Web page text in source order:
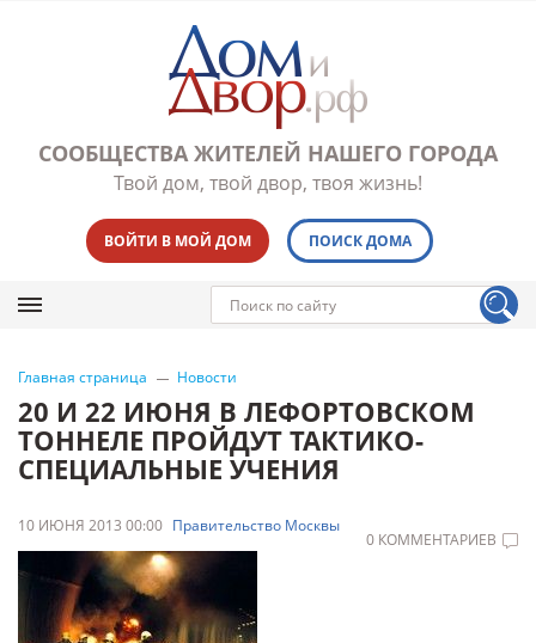
СООБЩЕСТВА ЖИТЕЛЕЙ НАШЕГО ГОРОДА
Твой дом, твой двор, твоя жизнь!
ВОЙТИ В МОЙ ДОМ ПОИСК ДОМА
Главная страница Новости
20 И 22 ИЮНЯ В ЛЕФОРТОВСКОМ
ТОННЕЛЕ ПРОЙДУТ ТАКТИКО-
СПЕЦИАЛЬНЫЕ УЧЕНИЯ
10 ИЮНЯ 2013 00:00 Правительство Москвы
0 КОММЕНТАРИЕВ